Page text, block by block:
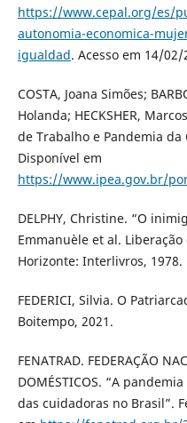
https://www.cepal.org/es/
autonomia-economica-
igualdad. Acesso em 14/02/
COSTA, Joana Simões;
Holanda; HECKSHER,
de Trabalho e Pandemia da
Disponível em
https://www.ipea.gov.br/
DELPHY, Christine. “O
Emmanuèle et al.
Horizonte: Interlivros, 1978.
FEDERICI, Silvia. O
Boitempo, 2021.
FENATRAD. FEDERAÇÃO
DOMÉSTICOS. “A
das cuidadoras no Brasil”.